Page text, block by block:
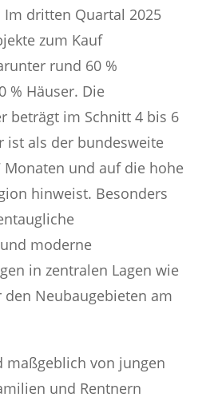
dritten Quartal 2025
zum Kauf
rund 60 %
% Häuser. Die
beträgt im Schnitt 4 bis 6
ist als der bundesweite
und auf die hohe
hinweist. Besonders
moderne
in zentralen Lagen wie
Neubaugebieten am
maßgeblich von jungen
und Rentnern